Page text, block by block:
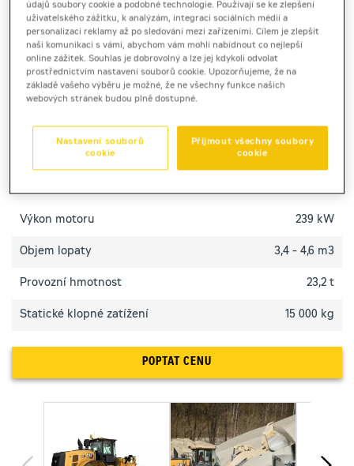
Cat 966 XE
Brožura [9,9 MB] Technický list
Kolový nakladač Cat 966 XE s úsporným hybridním
nižší spotřebu v těžkém provozu.
Výkon motoru 239 kW
Objem lopaty 3,4 - 4,6 m3
Provozní hmotnost 23,2 t
Statické klopné zatížení 15 000 kg
POPTAT CENU
údajů soubory cookie a podobné technologie. Používají se ke zlepšení
uživatelského zážitku, k analýzám, integraci sociálních médií a
personalizaci reklamy až po sledování mezi zařízeními. Cílem je zlepšit
naši komunikaci s vámi, abychom vám mohli nabídnout co nejlepší
online zážitek. Souhlas je dobrovolný a lze jej kdykoli odvolat
prostřednictvím nastavení souborů cookie. Upozorňujeme, že na
základě vašeho výběru je možné, že ne všechny funkce našich
webových stránek budou plně dostupné.
Přijmout všechny soubory
cookie
Nastavení souborů
cookie